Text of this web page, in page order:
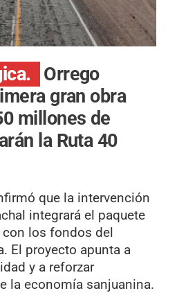
Orrego
gran obra
millones de
la Ruta 40
que la intervención
integrará el paquete
con los fondos del
El proyecto apunta a
y a reforzar
la economía sanjuanina.